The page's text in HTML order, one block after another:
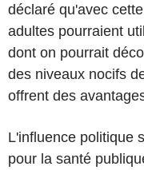
déclaré qu'avec
adultes pourraient
dont on pourrait
des niveaux nocifs
offrent des
L'influence politique
pour la santé